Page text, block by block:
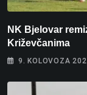
NK Bjelovar
Križevčanima
9. KOLOVOZA